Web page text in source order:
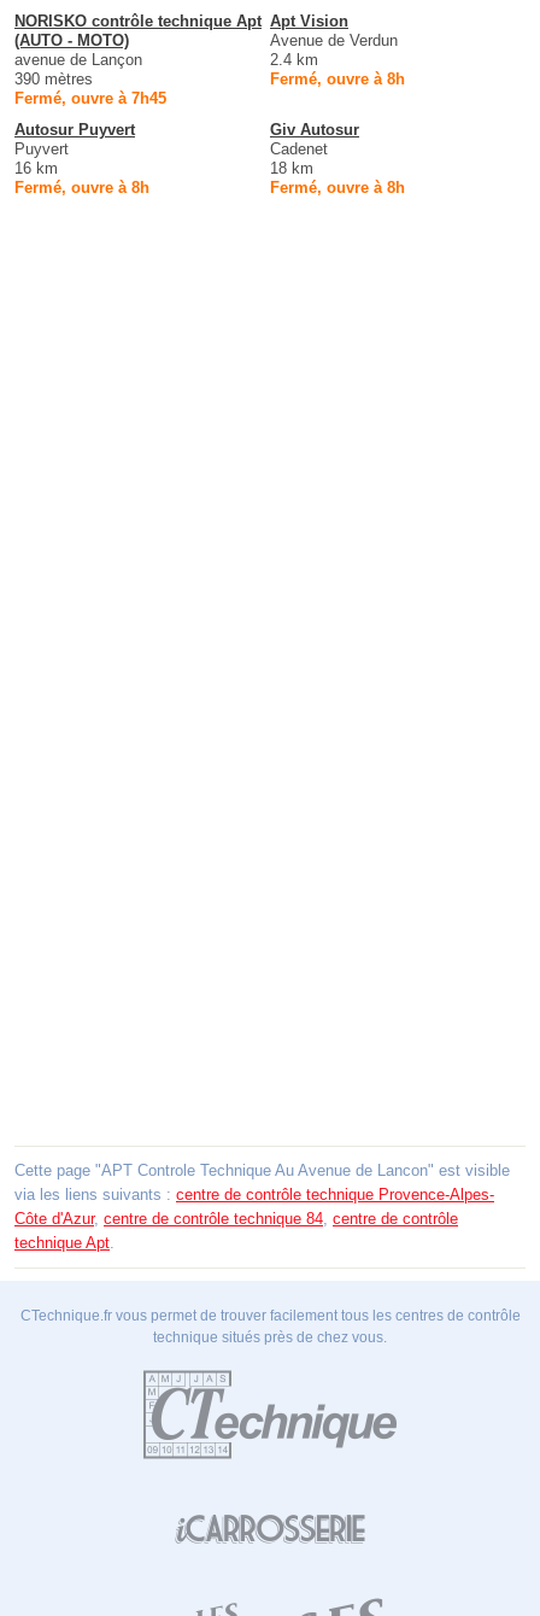
NORISKO contrôle technique Apt
(AUTO - MOTO)
avenue de Lançon
390 mètres
Fermé, ouvre à 7h45
Apt Vision
Avenue de Verdun
2.4 km
Fermé, ouvre à 8h
Autosur Puyvert
Puyvert
16 km
Fermé, ouvre à 8h
Giv Autosur
Cadenet
18 km
Fermé, ouvre à 8h
Cette page "APT Controle Technique Au Avenue de Lancon" est visible
via les liens suivants : centre de contrôle technique Provence-Alpes-
Côte d'Azur, centre de contrôle technique 84 centre de contrôle
technique Apt
CTechnique.fr vous permet de trouver facilement tous les centres de contrôle
technique situés près de chez vous.